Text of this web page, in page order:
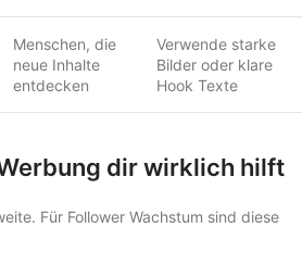
Menschen, die
neue Inhalte
entdecken
Verwende starke
Bilder oder klare
Hook Texte
dir wirklich hilft
Für Follower Wachstum sind diese